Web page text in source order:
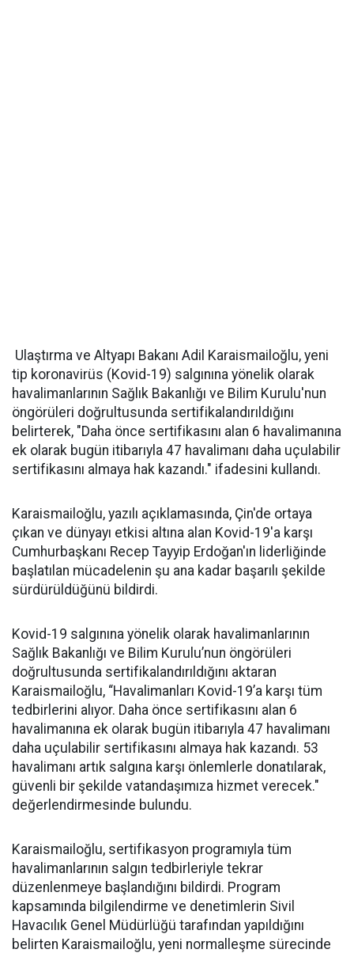
Ulaştırma ve Altyapı Bakanı Adil Karaismailoğlu, yeni
tip koronavirüs (Kovid-19) salgınına yönelik olarak
havalimanlarının Sağlık Bakanlığı ve Bilim Kurulu'nun
öngörüleri doğrultusunda sertifikalandırıldığını
belirterek, "Daha önce sertifikasını alan 6 havalimanına
ek olarak bugün itibarıyla 47 havalimanı daha uçulabilir
sertifikasını almaya hak kazandı." ifadesini kullandı.
Karaismailoğlu, yazılı açıklamasında, Çin'de ortaya
çıkan ve dünyayı etkisi altına alan Kovid-19'a karşı
Cumhurbaşkanı Recep Tayyip Erdoğan'ın liderliğinde
başlatılan mücadelenin şu ana kadar başarılı şekilde
sürdürüldüğünü bildirdi.
Kovid-19 salgınına yönelik olarak havalimanlarının
Sağlık Bakanlığı ve Bilim Kurulu’nun öngörüleri
doğrultusunda sertifikalandırıldığını aktaran
Karaismailoğlu, “Havalimanları Kovid-19’a karşı tüm
tedbirlerini alıyor. Daha önce sertifikasını alan 6
havalimanına ek olarak bugün itibarıyla 47 havalimanı
daha uçulabilir sertifikasını almaya hak kazandı. 53
havalimanı artık salgına karşı önlemlerle donatılarak,
güvenli bir şekilde vatandaşımıza hizmet verecek."
değerlendirmesinde bulundu.
Karaismailoğlu, sertifikasyon programıyla tüm
havalimanlarının salgın tedbirleriyle tekrar
düzenlenmeye başlandığını bildirdi. Program
kapsamında bilgilendirme ve denetimlerin Sivil
Havacılık Genel Müdürlüğü tarafından yapıldığını
belirten Karaismailoğlu, yeni normalleşme sürecinde